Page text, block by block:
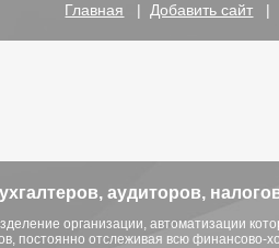
Главная | Добавить сайт |
аудиторов,
организации, автоматизации
постоянно отслеживая всю финансово-